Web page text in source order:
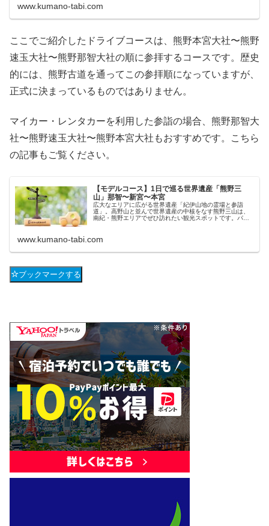
www.kumano-tabi.com
ここでご紹介したドライブコースは、熊野本宮大社〜熊野
速玉大社〜熊野那智大社の順に参拝するコースです。歴史
的には、熊野古道を通ってこの参拝順になっていますが、
正式に決まっているものではありません。
マイカー・レンタカーを利用した参詣の場合、熊野那智大
社〜熊野速玉大社〜熊野本宮大社もおすすめです。こちら
の記事もご覧ください。
【モデルコース】1日で巡る世界遺産「熊野三
山」那智〜新宮〜本宮
広大なエリアに広がる世界遺産「紀伊山地の霊場と参詣
道」。高野山と並んで世界遺産の中核をなす熊野三山は、
南紀・熊野エリアでぜひ訪れたい観光スポットです。パワ
www.kumano-tabi.com
ブックマークする